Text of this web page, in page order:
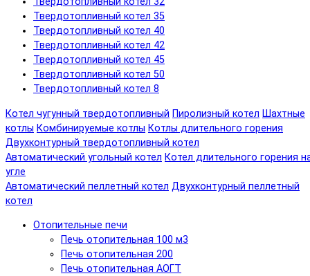
Твердотопливный котел 35
Твердотопливный котел 40
Твердотопливный котел 42
Твердотопливный котел 45
Твердотопливный котел 50
Твердотопливный котел 8
Котел чугунный твердотопливный Пиролизный котел Шахтные
котлы Комбинируемые котлы Котлы длительного горения
Двухконтурный твердотопливный котел
Автоматический угольный котел Котел длительного горения
угле
Автоматический пеллетный котел Двухконтурный пеллетный
котел
Отопительные печи
Печь отопительная 100 м3
Печь отопительная 200
Печь отопительная АОГТ